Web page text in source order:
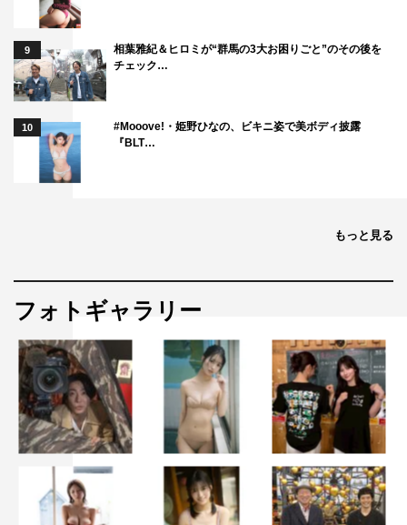
さ、そして成魚になると全然違う姿になるっていう、その
成長過程が気になっちゃいました。水族館で深海生物って
書いてあったら見に行っちゃいますね。皆さんも幼魚のか
わいらしい部分を探しながら番組をご覧いただいたらいい
番組情報
MC：爆笑問題（太田光・田中裕二）
解説：鈴木香里武
9
相葉雅紀＆ヒロミが“群馬の3大お困りごと”のその後を
チェック…
10
#Mooove!・姫野ひなの、ビキニ姿で美ボディ披露
『BLT…
もっと見る
フォトギャラリー